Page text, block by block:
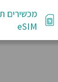
מכשירים
eSIM